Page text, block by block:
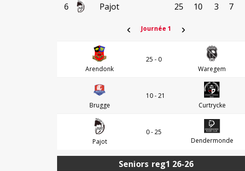
6
Pajot 25 10 3 7
‹ Journée 1 ›
Arendonk
25 - 0
Waregem
Brugge
10 - 21
Curtrycke
Pajot
0 - 25
Dendermonde
Seniors reg1 26-26